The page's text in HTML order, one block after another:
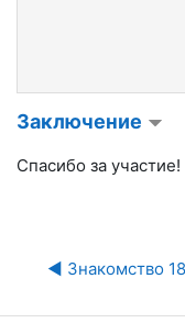
Заключение
Спасибо за участие!
◀︎ Знакомство